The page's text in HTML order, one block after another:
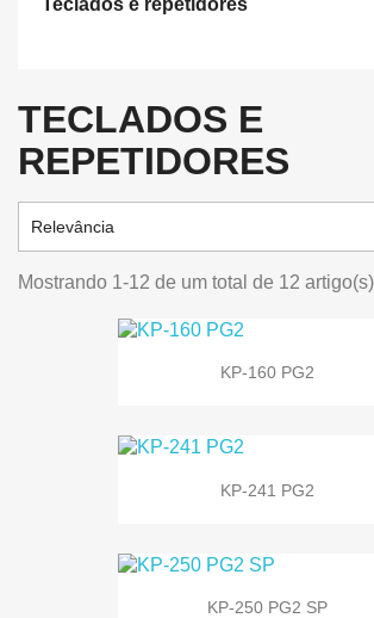
Teclados e repetidores
TECLADOS E
REPETIDORES
Relevância
Mostrando 1-12 de um total de 12 artigo(s)
KP-160 PG2
KP-241 PG2
KP-250 PG2 SP